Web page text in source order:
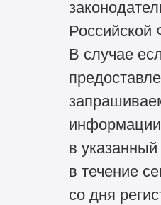
Российской
В случае
в указанный
в течение
со дня